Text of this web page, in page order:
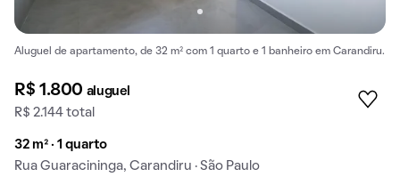
Aluguel de apartamento, de 32 m² com 1 quarto e 1 banheiro em Carandiru.
R$ 1.800 aluguel
R$ 2.144 total
32 m² · 1 quarto
Rua Guaracininga, Carandiru · São Paulo